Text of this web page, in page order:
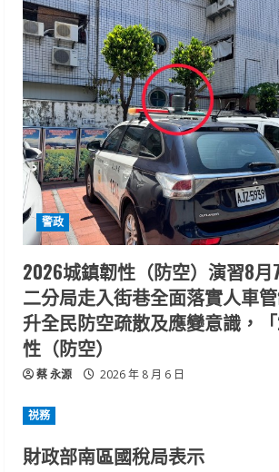
警政
2026城鎮韌性（防空）演習8
二分局走入街巷全面落實人車
升全民防空疏散及應變意識，
性（防空）
蔡 永源 2026 年 8 月 6 日
祱務
財政部南區國稅局表示